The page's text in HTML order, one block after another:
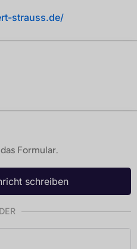
strauss.de/
Formular.
schreiben